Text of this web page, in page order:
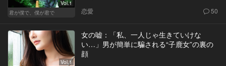
Vol.1
君が僕で、僕が君で
恋愛 50
Vol.1
女の嘘：「私、一人じゃ生きていけな
い…」男が簡単に騙される“子鹿女”の裏の
顔